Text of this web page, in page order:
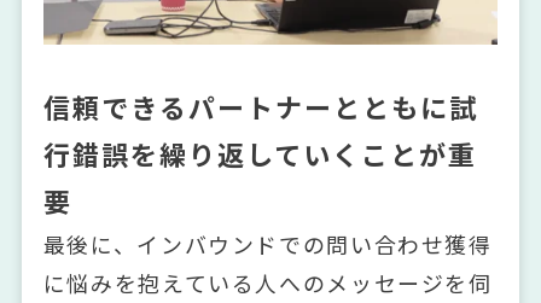
信頼できるパートナーとともに試
行錯誤を繰り返していくことが重
要
最後に、インバウンドでの問い合わせ獲得
に悩みを抱えている人へのメッセージを伺